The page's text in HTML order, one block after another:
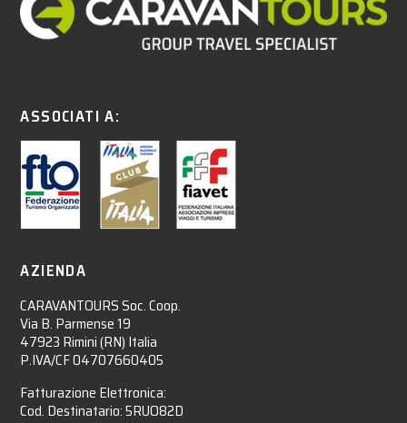
ASSOCIATI A:
AZIENDA
CARAVANTOURS Soc. Coop.
Via B. Parmense 19
47923 Rimini (RN) Italia
P.IVA/CF 04707660405
Fatturazione Elettronica:
Cod. Destinatario: 5RUO82D